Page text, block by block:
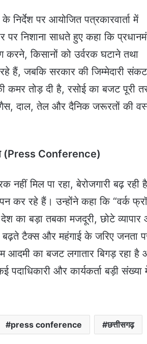
पर आयोजित पत्रकारवार्ता में
पर निशाना साधते हुए कहा कि
किसानों को उर्वरक घटाने तथा
हैं, जबकि सरकार की जिम्मेदारी
तोड़ दी है, रसोई का बजट पूरी
दाल, तेल और दैनिक जरूरतों की
(Press Conference)
नहीं मिल पा रहा, बेरोजगारी बढ़ रही है
कर रहे हैं। उन्होंने कहा कि “वर्क
का बड़ा तबका मजदूरी, छोटे
बढ़ते टैक्स और महंगाई के जरिए जनता
आदमी का बजट लगातार बिगड़ रहा है
और कार्यकर्ता बड़ी संख्या
press conference छत्तीसगढ़